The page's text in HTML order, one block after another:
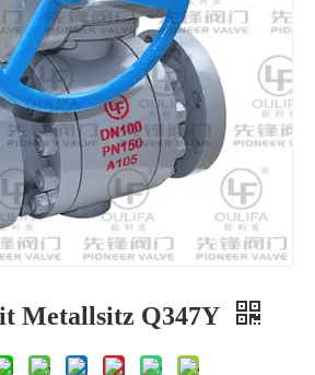
Schwimmender Hochdruck-Kugelhahn Q41Y-64P Metallisch dichtender Wafer-Kugelhahn VQ77H
Metallsitz Q347Y